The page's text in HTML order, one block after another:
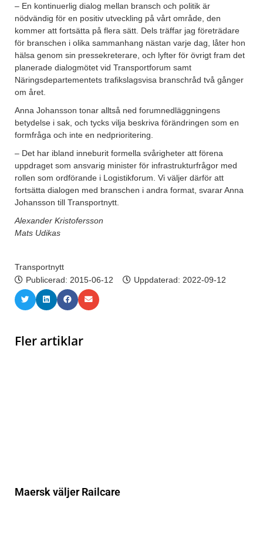
– En kontinuerlig dialog mellan bransch och politik är
nödvändig för en positiv utveckling på vårt område, den
kommer att fortsätta på flera sätt. Dels träffar jag företrädare
för branschen i olika sammanhang nästan varje dag, låter hon
hälsa genom sin pressekreterare, och lyfter för övrigt fram det
planerade dialogmötet vid Transportforum samt
Näringsdepartementets trafikslagsvisa branschråd två gånger
om året.
Anna Johansson tonar alltså ned forumnedläggningens
betydelse i sak, och tycks vilja beskriva förändringen som en
formfråga och inte en nedprioritering.
– Det har ibland inneburit formella svårigheter att förena
uppdraget som ansvarig minister för infrastrukturfrågor med
rollen som ordförande i Logistikforum. Vi väljer därför att
fortsätta dialogen med branschen i andra format, svarar Anna
Johansson till Transportnytt.
Alexander Kristofersson
Mats Udikas
Transportnytt
Publicerad: 2015-06-12 Uppdaterad: 2022-09-12
Fler artiklar
Maersk väljer Railcare